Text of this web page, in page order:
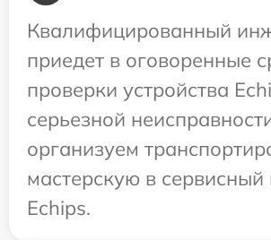
Квалифицированный
приедет в оговоренные
проверки устройства
серьезной
организуем
мастерскую в сервисный
Echips.